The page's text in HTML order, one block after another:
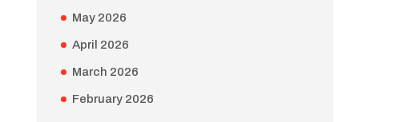
May 2026
April 2026
March 2026
February 2026